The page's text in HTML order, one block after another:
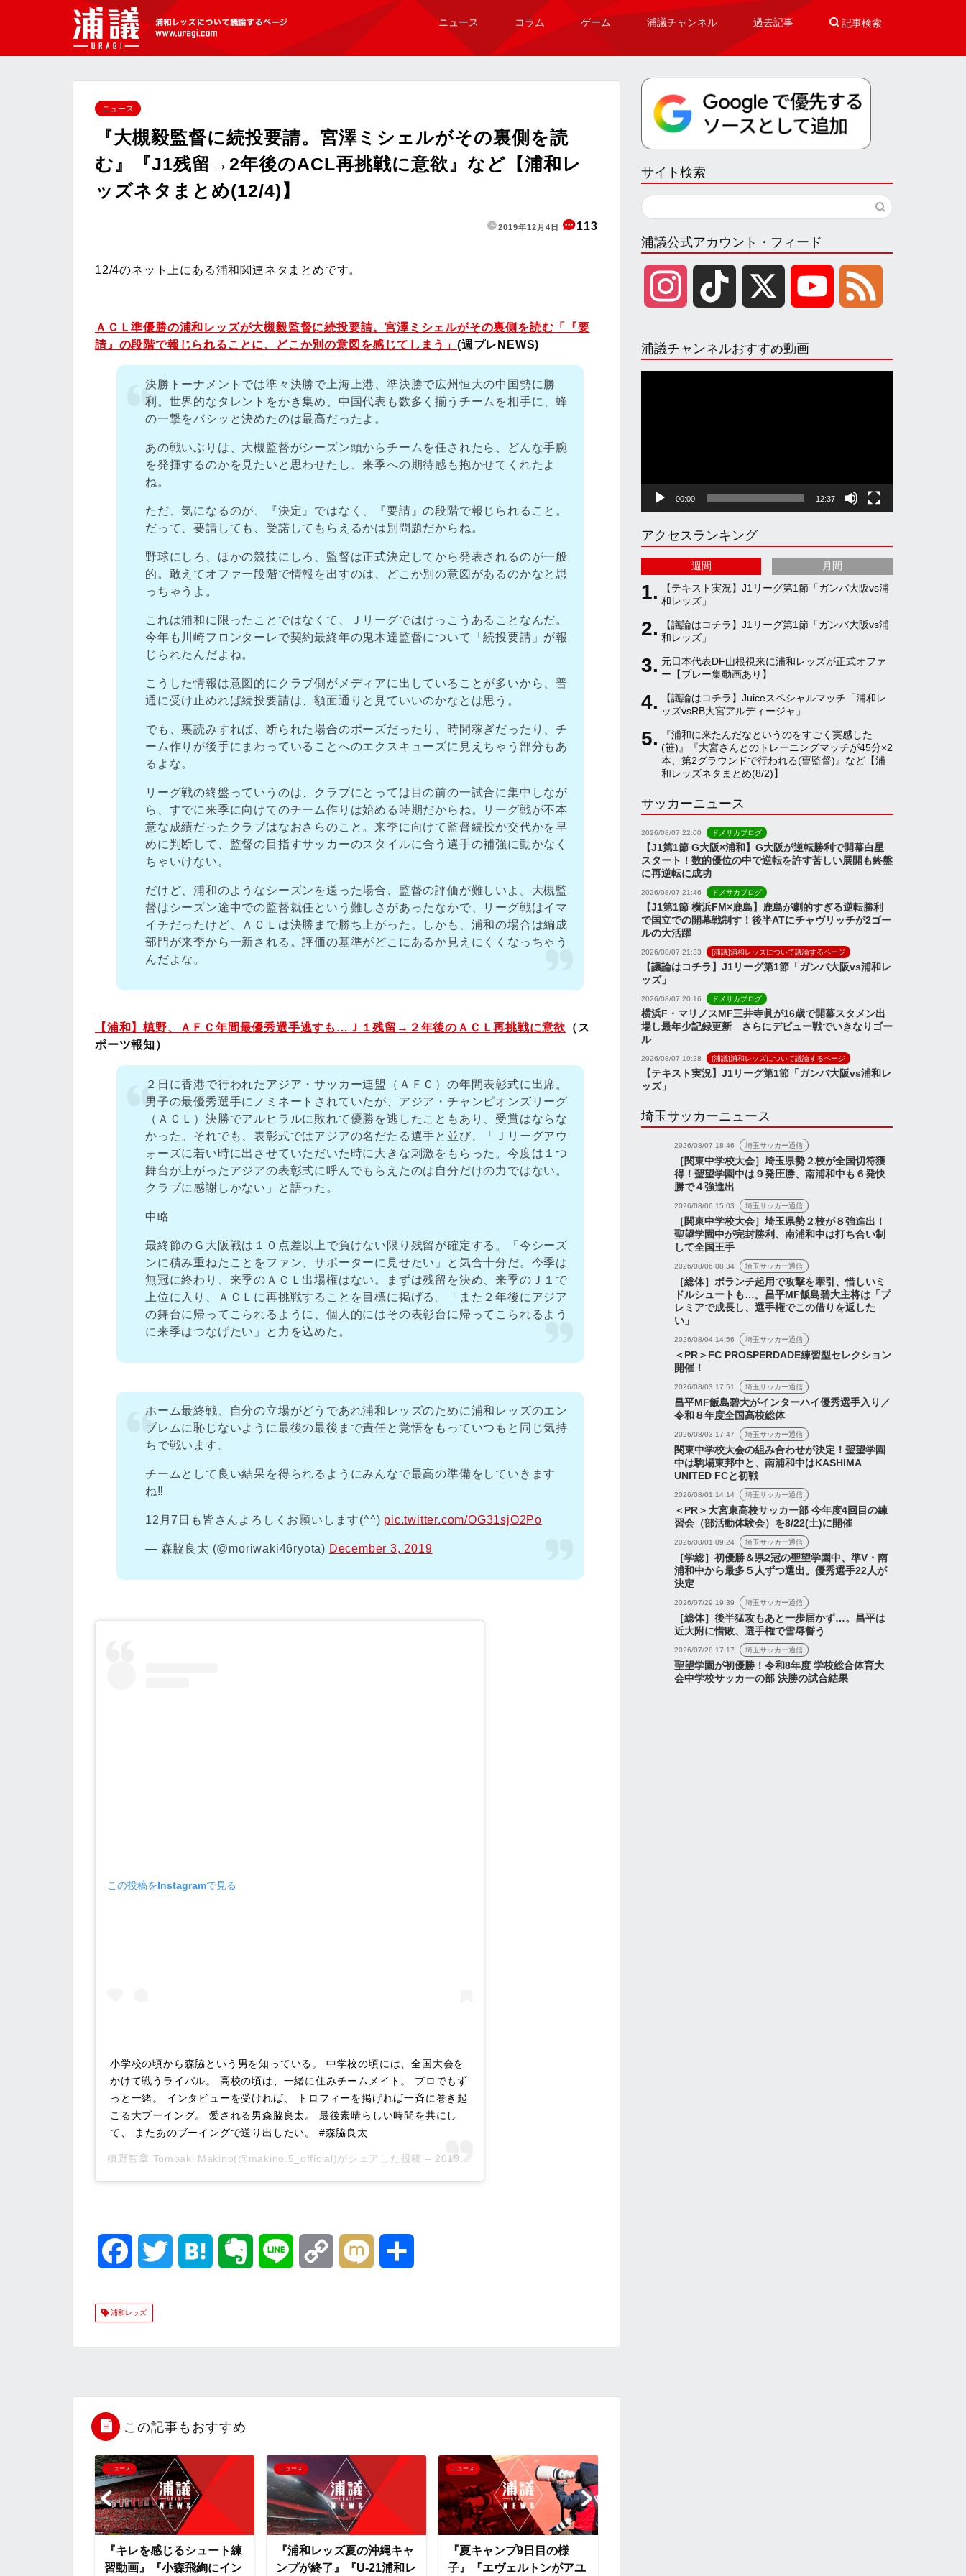
[浦議]浦和レッズについて議論するペ
ニュース コラム ゲーム 浦議チャンネル 過去記事  記事検索
ニュース
『大槻毅監督に続投要請。宮澤ミシェルがその裏側を読
む』『J1残留→2年後のACL再挑戦に意欲』など【浦和レ
ッズネタまとめ(12/4)】
2019年12月4日 113
12/4のネット上にある浦和関連ネタまとめです。
ＡＣＬ準優勝の浦和レッズが大槻毅監督に続投要請。宮澤ミシェルがその裏側を読む「『要
請』の段階で報じられることに、どこか別の意図を感じてしまう」 (週プレNEWS)
決勝トーナメントでは準々決勝で上海上港、準決勝で広州恒大の中国勢に勝
利。世界的なタレントをかき集め、中国代表も数多く揃うチームを相手に、蜂
の一撃をバシッと決めたのは最高だったよ。
あの戦いぶりは、大槻監督がシーズン頭からチームを任されたら、どんな手腕
を発揮するのかを見たいと思わせたし、来季への期待感も抱かせてくれたよ
ね。
ただ、気になるのが、『決定』ではなく、『要請』の段階で報じられること。
だって、要請しても、受諾してもらえるかは別問題だからね。
野球にしろ、ほかの競技にしろ、監督は正式決定してから発表されるのが一般
的。敢えてオファー段階で情報を出すのは、どこか別の意図があるのかなと思
っちゃうよ。
これは浦和に限ったことではなくて、Ｊリーグではけっこうあることなんだ。
今年も川崎フロンターレで契約最終年の鬼木達監督について「続投要請」が報
じられたんだよね。
こうした情報は意図的にクラブ側がメディアに出していることが多いから、普
通に受け止めれば続投要請は、額面通りと見ていいのかなとは思う。
でも、裏読みすれば、断られた場合のポーズだったり、時間稼ぎだったり、チ
ーム作りが後手にまわっていることへのエクスキューズに見えちゃう部分もあ
るよな。
リーグ戦の終盤っていうのは、クラブにとっては目の前の一試合に集中しなが
ら、すでに来季に向けてのチーム作りは始める時期だからね。リーグ戦が不本
意な成績だったクラブはなおさらのこと。来季に向けて監督続投か交代かを早
めに判断して、監督の目指すサッカーのスタイルに合う選手の補強に動かなく
ちゃいけない。
だけど、浦和のようなシーズンを送った場合、監督の評価が難しいよ。大槻監
督はシーズン途中での監督就任という難しさがあったなかで、リーグ戦はイマ
イチだったけど、ＡＣＬは決勝まで勝ち上がった。しかも、浦和の場合は編成
部門が来季から一新される。評価の基準がどこにあるか見えにくくなっちゃう
んだよな。
【浦和】槙野、ＡＦＣ年間最優秀選手逃すも…Ｊ１残留→２年後のＡＣＬ再挑戦に意欲 （ス
ポーツ報知）
２日に香港で行われたアジア・サッカー連盟（ＡＦＣ）の年間表彰式に出席。
男子の最優秀選手にノミネートされていたが、アジア・チャンピオンズリーグ
（ＡＣＬ）決勝でアルヒラルに敗れて優勝を逃したこともあり、受賞はならな
かった。それでも、表彰式ではアジアの名だたる選手と並び、「Ｊリーグアウ
ォーズに若い時に出させていただいた時に大きな刺激をもらった。今度は１つ
舞台が上がったアジアの表彰式に呼んでもらえたのは自分だけの力ではない。
クラブに感謝しかない」と語った。
中略
最終節のＧ大阪戦は１０点差以上で負けない限り残留が確定する。「今シーズ
ンに積み重ねたことをファン、サポーターに見せたい」と気合十分だ。今季は
無冠に終わり、来季のＡＣＬ出場権はない。まずは残留を決め、来季のＪ１で
上位に入り、ＡＣＬに再挑戦することを目標に掲げる。「また２年後にアジア
の舞台に帰ってこられるように、個人的にはその表彰台に帰ってこられるよう
に来季はつなげたい」と力を込めた。
ホーム最終戦、自分の立場がどうであれ浦和レッズのために浦和レッズのエン
ブレムに恥じないように最後の最後まで責任と覚悟をもっていつもと同じ気持
ちで戦います。
チームとして良い結果を得られるようにみんなで最高の準備をしていきます
ね‼︎
12月7日も皆さんよろしくお願いします(^^) pic.twitter.com/OG31sjO2Po
— 森脇良太 (@moriwaki46ryota) December 3, 2019
この投稿をInstagramで見る
小学校の頃から森脇という男を知っている。 中学校の頃には、全国大会を
かけて戦うライバル。 高校の頃は、一緒に住みチームメイト。 プロでもず
っと一緒。 インタビューを受ければ、 トロフィーを掲げれば一斉に巻き起
こる大ブーイング。 愛される男森脇良太。 最後素晴らしい時間を共にし
て、 またあのブーイングで送り出したい。 #森脇良太
槙野智章 Tomoaki Makino(@makino.5_official)がシェアした投稿 – 2019年12月月3日午前1時31分PST
c
o
o
k
e
r
a
t n
k
浦和レッズ
この記事もおすすめ
ニュース
『キレを感じるシュート練
習動画』『小森飛絢にイン
ニュース
『浦和レッズ夏の沖縄キャ
ンプが終了』『U-21浦和レ
ニュース
『夏キャンプ9日目の様
子』『エヴェルトンがアユ
サイト検索
浦議公式アカウント・フィード
s
g
r
a
m
k
k
u
b
e
C
h
n
l
e
浦議チャンネルおすすめ動画
00:00 12:37
アクセスランキング
週間 月間
【テキスト実況】J1リーグ第1節「ガンバ大阪vs浦
和レッズ」
【議論はコチラ】J1リーグ第1節「ガンバ大阪vs浦
和レッズ」
元日本代表DF山根視来に浦和レッズが正式オファ
ー【プレー集動画あり】
【議論はコチラ】Juiceスペシャルマッチ「浦和レ
ッズvsRB大宮アルディージャ」
『浦和に来たんだなというのをすごく実感した
(笹)』『大宮さんとのトレーニングマッチが45分×2
本、第2グラウンドで行われる(曺監督)』など【浦
和レッズネタまとめ(8/2)】
サッカーニュース
2026/08/07 22:00 ドメサカブログ
【J1第1節 G大阪×浦和】G大阪が逆転勝利で開幕白星
スタート！数的優位の中で逆転を許す苦しい展開も終盤
に再逆転に成功
2026/08/07 21:46 ドメサカブログ
【J1第1節 横浜FM×鹿島】鹿島が劇的すぎる逆転勝利
で国立での開幕戦制す！後半ATにチャヴリッチが2ゴー
ルの大活躍
2026/08/07 21:33 [浦議]浦和レッズについて議論するページ
【議論はコチラ】J1リーグ第1節「ガンバ大阪vs浦和レ
ッズ」
2026/08/07 20:16 ドメサカブログ
横浜F・マリノスMF三井寺眞が16歳で開幕スタメン出
場し最年少記録更新 さらにデビュー戦でいきなりゴー
ル
2026/08/07 19:28 [浦議]浦和レッズについて議論するページ
【テキスト実況】J1リーグ第1節「ガンバ大阪vs浦和レ
ッズ」
埼玉サッカーニュース
2026/08/07 18:46 埼玉サッカー通信
［関東中学校大会］埼玉県勢２校が全国切符獲
得！聖望学園中は９発圧勝、南浦和中も６発快
勝で４強進出
2026/08/06 15:03 埼玉サッカー通信
［関東中学校大会］埼玉県勢２校が８強進出！
聖望学園中が完封勝利、南浦和中は打ち合い制
して全国王手
2026/08/06 08:34 埼玉サッカー通信
［総体］ボランチ起用で攻撃を牽引、惜しいミ
ドルシュートも…。昌平MF飯島碧大主将は「プ
レミアで成長し、選手権でこの借りを返した
い」
2026/08/04 14:56 埼玉サッカー通信
＜PR＞FC PROSPERDADE練習型セレクション
開催！
2026/08/03 17:51 埼玉サッカー通信
昌平MF飯島碧大がインターハイ優秀選手入り／
令和８年度全国高校総体
2026/08/03 17:47 埼玉サッカー通信
関東中学校大会の組み合わせが決定！聖望学園
中は駒場東邦中と、南浦和中はKASHIMA
UNITED FCと初戦
2026/08/01 14:14 埼玉サッカー通信
＜PR＞大宮東高校サッカー部 今年度4回目の練
習会（部活動体験会）を8/22(土)に開催
2026/08/01 09:24 埼玉サッカー通信
［学総］初優勝＆県2冠の聖望学園中、準V・南
浦和中から最多５人ずつ選出。優秀選手22人が
決定
2026/07/29 19:39 埼玉サッカー通信
［総体］後半猛攻もあと一歩届かず…。昌平は
近大附に惜敗、選手権で雪辱誓う
2026/07/28 17:17 埼玉サッカー通信
聖望学園が初優勝！令和8年度 学校総合体育大
会中学校サッカーの部 決勝の試合結果